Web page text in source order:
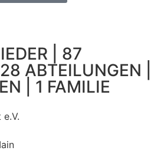
| 87
ABTEILUNGEN |
| 1 FAMILIE